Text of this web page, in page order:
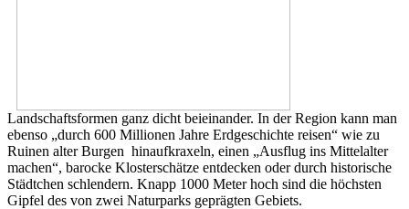
Landschaftsformen ganz dicht beieinander. In der Region kann man
ebenso „durch 600 Millionen Jahre Erdgeschichte reisen“ wie zu
Ruinen alter Burgen hinaufkraxeln, einen „Ausflug ins Mittelalter
machen“, barocke Klosterschätze entdecken oder durch historische
Städtchen schlendern. Knapp 1000 Meter hoch sind die höchsten
Gipfel des von zwei Naturparks geprägten Gebiets.